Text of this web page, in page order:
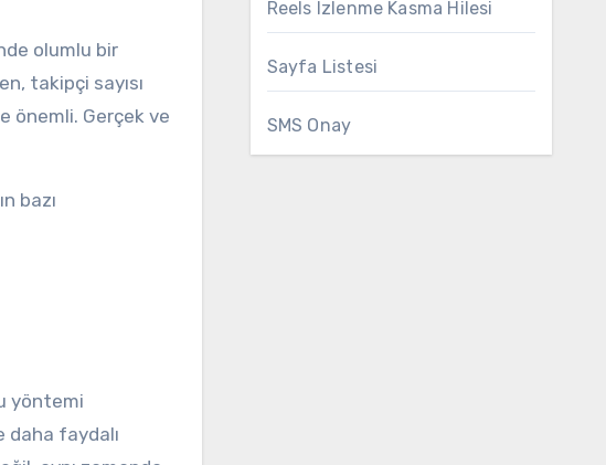
olumlu bir
takipçi sayısı
önemli. Gerçek ve
bazı
yöntemi
daha faydalı
Reels Izlenme Kasma Hilesi
Sayfa Listesi
SMS Onay